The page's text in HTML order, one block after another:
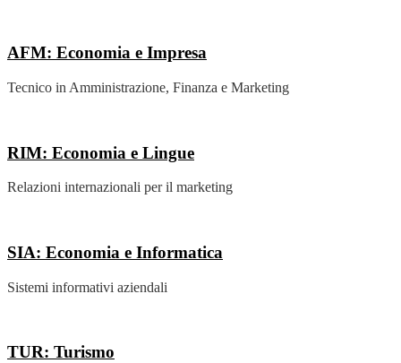
AFM: Economia e Impresa
Tecnico in Amministrazione, Finanza e Marketing
RIM: Economia e Lingue
Relazioni internazionali per il marketing
SIA: Economia e Informatica
Sistemi informativi aziendali
TUR: Turismo